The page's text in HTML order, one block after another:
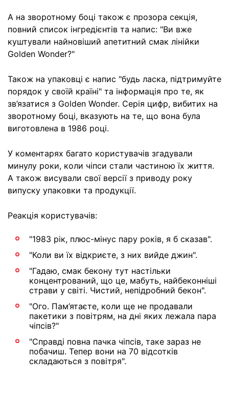
А на зворотному боці також є прозора секція,
повний список інгредієнтів та напис: "Ви вже
куштували найновіший апетитний смак лінійки
Golden Wonder?"
Також на упаковці є напис "будь ласка, підтримуйте
порядок у своїй країні" та інформація про те, як
зв’язатися з Golden Wonder. Серія цифр, вибитих на
зворотному боці, вказують на те, що вона була
виготовлена ​​в 1986 році.
У коментарях багато користувачів згадували
минулу роки, коли чіпси стали частиною їх життя.
А також висували свої версії з приводу року
випуску упаковки та продукції.
Реакція користувачів:
"1983 рік, плюс-мінус пару років, я б сказав".
"Коли ви їх відкриєте, з них вийде джин".
"Гадаю, смак бекону тут настільки
концентрований, що це, мабуть, найбеконніші
страви у світі. Чистий, непідробний бекон".
"Ого. Пам’ятаєте, коли ще не продавали
пакетики з повітрям, на дні яких лежала пара
чіпсів?"
"Справді повна пачка чіпсів, таке зараз не
побачиш. Тепер вони на 70 відсотків
складаються з повітря".